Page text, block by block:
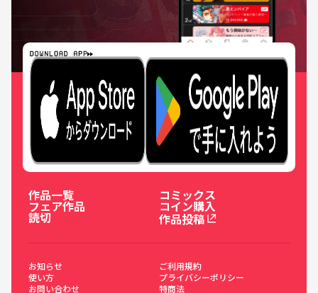
作品一覧
フェア作品
読切
コミックス
コイン購入
作品投稿
お知らせ
使い方
お問い合わせ
ご利用規約
プライバシーポリシー
特商法